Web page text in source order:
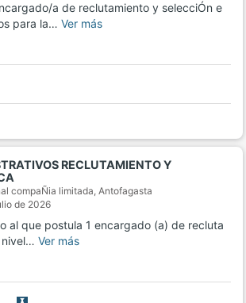
a de reclutamiento y selecciÓn e
para la… Ver más
RECLUTAMIENTO Y
compaÑia limitada, Antofagasta
de 2026
al que postula 1 encargado (a) de recluta
nivel… Ver más